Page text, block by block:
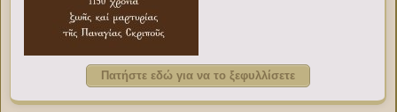
Πατήστε εδώ για να το ξεφυλλίσετε